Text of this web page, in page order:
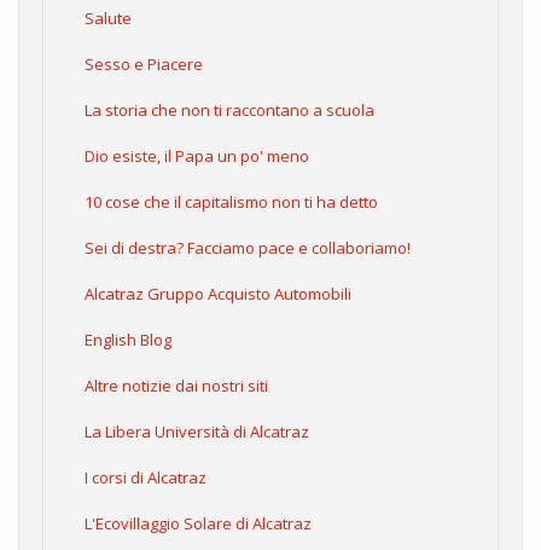
Salute
Sesso e Piacere
La storia che non ti raccontano a scuola
Dio esiste, il Papa un po' meno
10 cose che il capitalismo non ti ha detto
Sei di destra? Facciamo pace e collaboriamo!
Alcatraz Gruppo Acquisto Automobili
English Blog
Altre notizie dai nostri siti
La Libera Università di Alcatraz
I corsi di Alcatraz
L'Ecovillaggio Solare di Alcatraz